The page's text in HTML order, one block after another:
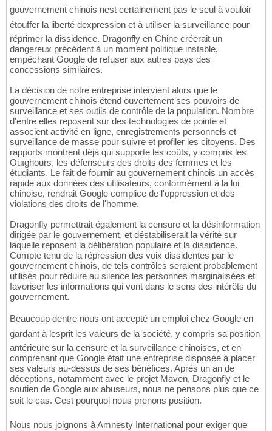
gouvernement chinois nest certainement pas le seul à vouloir
étouffer la liberté dexpression et à utiliser la surveillance pour
réprimer la dissidence. Dragonfly en Chine créerait un
dangereux précédent à un moment politique instable,
empêchant Google de refuser aux autres pays des
concessions similaires.
La décision de notre entreprise intervient alors que le
gouvernement chinois étend ouvertement ses pouvoirs de
surveillance et ses outils de contrôle de la population. Nombre
d'entre elles reposent sur des technologies de pointe et
associent activité en ligne, enregistrements personnels et
surveillance de masse pour suivre et profiler les citoyens. Des
rapports montrent déjà qui supporte les coûts, y compris les
Ouïghours, les défenseurs des droits des femmes et les
étudiants. Le fait de fournir au gouvernement chinois un accès
rapide aux données des utilisateurs, conformément à la loi
chinoise, rendrait Google complice de l'oppression et des
violations des droits de l'homme.
Dragonfly permettrait également la censure et la désinformation
dirigée par le gouvernement, et déstabiliserait la vérité sur
laquelle reposent la délibération populaire et la dissidence.
Compte tenu de la répression des voix dissidentes par le
gouvernement chinois, de tels contrôles seraient probablement
utilisés pour réduire au silence les personnes marginalisées et
favoriser les informations qui vont dans le sens des intérêts du
gouvernement.
Beaucoup dentre nous ont accepté un emploi chez Google en
gardant à lesprit les valeurs de la société, y compris sa position
antérieure sur la censure et la surveillance chinoises, et en
comprenant que Google était une entreprise disposée à placer
ses valeurs au-dessus de ses bénéfices. Après un an de
déceptions, notamment avec le projet Maven, Dragonfly et le
soutien de Google aux abuseurs, nous ne pensons plus que ce
soit le cas. Cest pourquoi nous prenons position.
Nous nous joignons à Amnesty International pour exiger que